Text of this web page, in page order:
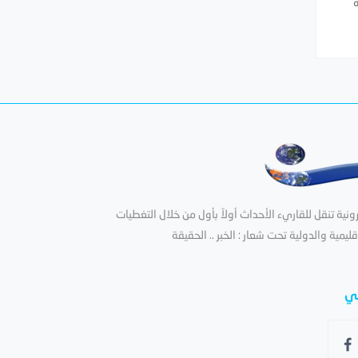
تنقل للقاريء الأحداث أولاً بأول من خلال التغطيات
والدولية تحت شعار : الخبر .. الحقيقة